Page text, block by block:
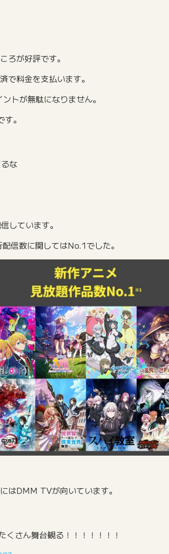
が好評です。
で料金を支払います。
トが無駄になりません。
。
な
しています。
信数に関してはNo.1でした。
はDMM TVが向いています。
さん舞台観る！！！！！！！